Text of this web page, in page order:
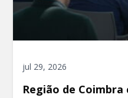
jul 29, 2026
Região de